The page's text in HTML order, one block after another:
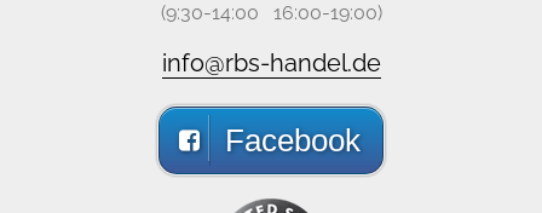
(9:30-14:00 16:00-19:00)
info@rbs-handel.de
Facebook